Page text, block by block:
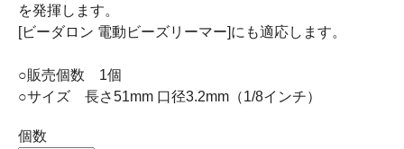
を発揮します。
[ビーダロン 電動ビーズリーマー]にも適応します。
○販売個数 1個
○サイズ 長さ51mm 口径3.2mm（1/8インチ）
個数